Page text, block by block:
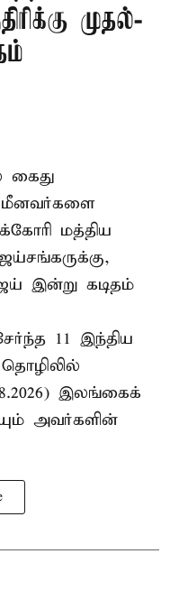
முதல்-
கைது
மீனவர்களை
மத்திய
இன்று கடிதம்
11 இந்திய
இலங்கைக்
அவர்களின்